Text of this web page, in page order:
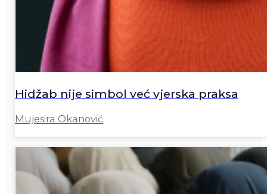
Hidžab nije simbol već vjerska praksa
Mujesira Okanović